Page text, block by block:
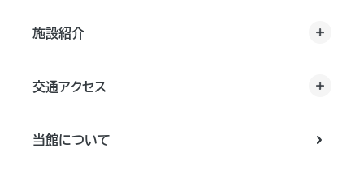
施設紹介
交通アクセス
当館について